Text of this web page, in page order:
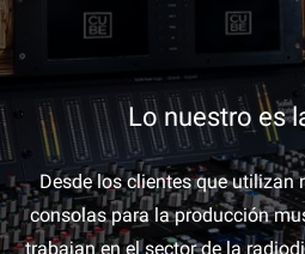
Lo nuestro es
Desde los clientes que utilizan
consolas para la producción
trabajan en el sector de la